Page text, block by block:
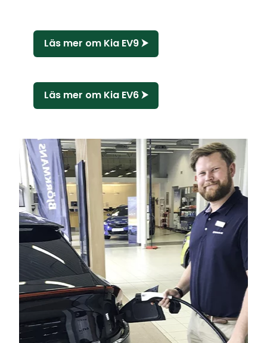
Läs mer om Kia EV9 ⮞
Läs mer om Kia EV6 ⮞